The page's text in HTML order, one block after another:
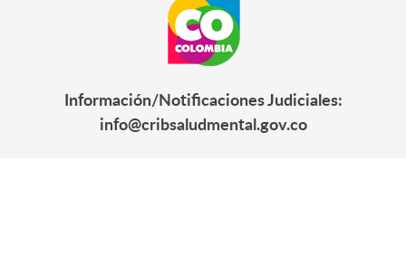
Información/Notificaciones Judiciales:
info@cribsaludmental.gov.co